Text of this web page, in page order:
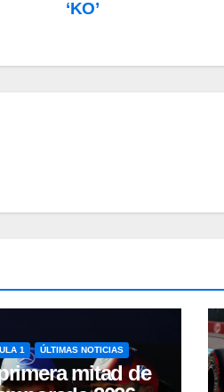
‘KO’
1 ÚLTIMAS NOTICIAS
mitad de